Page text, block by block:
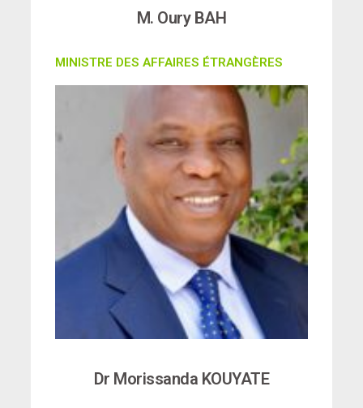
M. Oury BAH
MINISTRE DES AFFAIRES ÉTRANGÈRES
Dr Morissanda KOUYATE